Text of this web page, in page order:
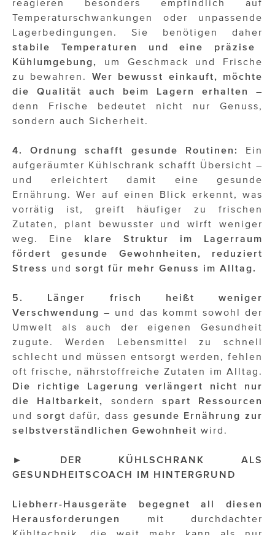
reagieren besonders empfindlich auf
Temperaturschwankungen oder unpassende
Lagerbedingungen. Sie benötigen daher
stabile Temperaturen und eine präzise
Kühlumgebung,
um Geschmack und Frische
zu bewahren. Wer bewusst einkauft, möchte
die Qualität auch beim Lagern erhalten
–
denn Frische bedeutet nicht nur Genuss,
sondern auch Sicherheit.
4. Ordnung schafft gesunde Routinen:
Ein
aufgeräumter Kühlschrank schafft Übersicht –
und erleichtert damit eine gesunde
Ernährung. Wer auf einen Blick erkennt, was
vorrätig ist, greift häufiger zu frischen
Zutaten, plant bewusster und wirft weniger
weg. Eine klare Struktur im Lagerraum
fördert gesunde Gewohnheiten, reduziert
Stress und sorgt für mehr Genuss im Alltag.
5. Länger frisch heißt weniger
Verschwendung – und das kommt sowohl der
Umwelt als auch der eigenen Gesundheit
zugute. Werden Lebensmittel zu schnell
schlecht und müssen entsorgt werden, fehlen
oft frische, nährstoffreiche Zutaten im Alltag.
Die richtige Lagerung verlängert nicht nur
die Haltbarkeit,
sondern spart Ressourcen
und sorgt dafür, dass gesunde Ernährung zur
selbstverständlichen Gewohnheit wird.
► DER KÜHLSCHRANK ALS
GESUNDHEITSCOACH IM HINTERGRUND
Liebherr-Hausgeräte begegnet all diesen
Herausforderungen
mit durchdachter